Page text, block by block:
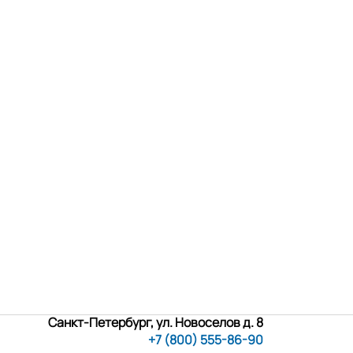
Санкт-Петербург, ул. Новоселов д. 8
+7 (800) 555-86-90